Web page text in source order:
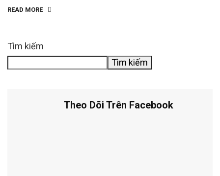
READ MORE
Tìm kiếm
Tìm kiếm
Theo Dõi Trên Facebook